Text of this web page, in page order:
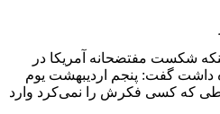
شکست مفتضحانه آمریکا در
داشت گفت: پنجم اردیبهشت یوم
که کسی فکرش را نمی‌کرد وارد